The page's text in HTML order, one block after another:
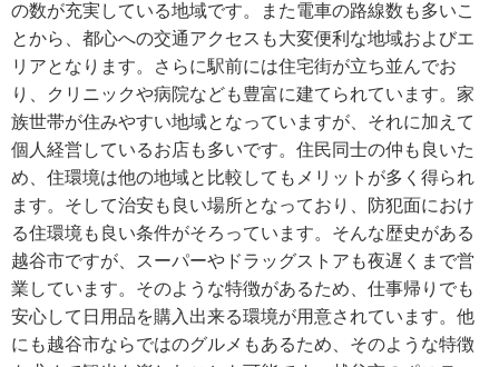
の数が充実している地域です。また電車の路線数も多いこ
とから、都心への交通アクセスも大変便利な地域およびエ
リアとなります。さらに駅前には住宅街が立ち並んでお
り、クリニックや病院なども豊富に建てられています。家
族世帯が住みやすい地域となっていますが、それに加えて
個人経営しているお店も多いです。住民同士の仲も良いた
め、住環境は他の地域と比較してもメリットが多く得られ
ます。そして治安も良い場所となっており、防犯面におけ
る住環境も良い条件がそろっています。そんな歴史がある
越谷市ですが、スーパーやドラッグストアも夜遅くまで営
業しています。そのような特徴があるため、仕事帰りでも
安心して日用品を購入出来る環境が用意されています。他
にも越谷市ならではのグルメもあるため、そのような特徴